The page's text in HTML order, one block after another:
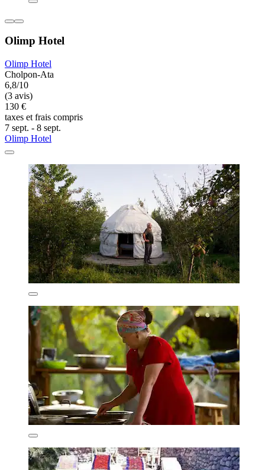
Olimp Hotel
Olimp Hotel
Cholpon-Ata
6,8/10
(3 avis)
130 €
taxes et frais compris
7 sept. - 8 sept.
Olimp Hotel